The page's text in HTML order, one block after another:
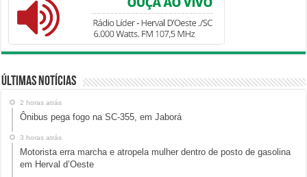
Últimas Notícias
2 horas atrás
Ônibus pega fogo na SC-355, em Jaborá
3 horas atrás
Motorista erra marcha e atropela mulher dentro de posto de gasolina
em Herval d’Oeste